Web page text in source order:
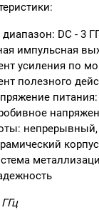
DC - 3
импульсная
усиления по
полезного
корпус